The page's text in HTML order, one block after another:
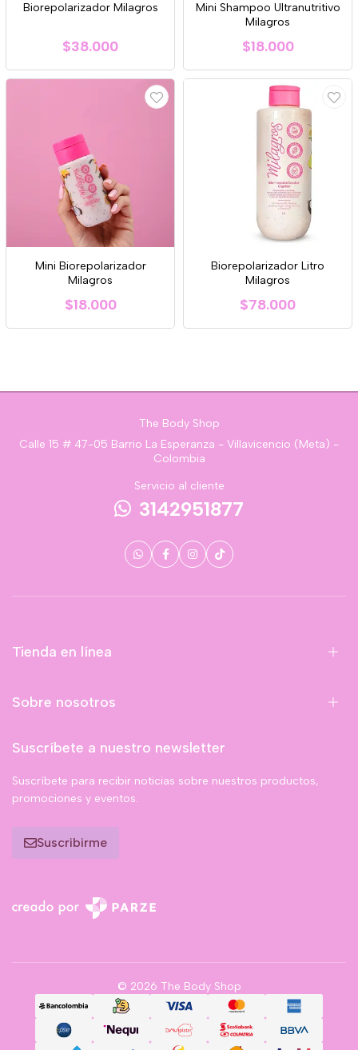
Biorepolarizador Milagros
$38.000
Mini Shampoo Ultranutritivo
Milagros
$18.000
Mini Biorepolarizador
Milagros
$18.000
Biorepolarizador Litro
Milagros
$78.000
The Body Shop
Calle 15 # 47-05 Barrio La Esperanza - Villavicencio (Meta) -
Colombia
Servicio al cliente
3142951877
Tienda en línea
Sobre nosotros
Suscríbete a nuestro newsletter
Suscríbete para recibir noticias sobre nuestros productos,
promociones y eventos.
Suscribirme
© 2026 The Body Shop